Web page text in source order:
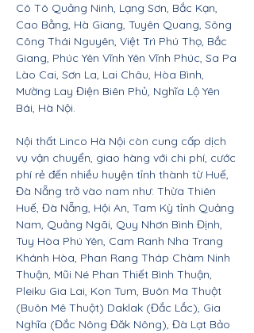
Cô Tô Quảng Ninh, Lạng Sơn, Bắc Kạn,
Cao Bằng, Hà Giang, Tuyên Quang, Sông
Công Thái Nguyên, Việt Trì Phú Thọ, Bắc
Giang, Phúc Yên Vĩnh Yên Vĩnh Phúc, Sa Pa
Lào Cai, Sơn La, Lai Châu, Hòa Bình,
Mường Lay Điện Biên Phủ, Nghĩa Lộ Yên
Bái, Hà Nội.
Nội thất Linco Hà Nội còn cung cấp dịch
vụ vận chuyển, giao hàng với chi phí, cước
phí rẻ đến nhiều huyện tỉnh thành từ Huế,
Đà Nẵng trở vào nam như: Thừa Thiên
Huế, Đà Nẵng, Hội An, Tam Kỳ tỉnh Quảng
Nam, Quảng Ngãi, Quy Nhơn Bình Định,
Tuy Hòa Phú Yên, Cam Ranh Nha Trang
Khánh Hòa, Phan Rang Tháp Chàm Ninh
Thuận, Mũi Né Phan Thiết Bình Thuận,
Pleiku Gia Lai, Kon Tum, Buôn Ma Thuột
(Buôn Mê Thuột) Daklak (Đắc Lắc), Gia
Nghĩa (Đắc Nông Đăk Nông), Đà Lạt Bảo